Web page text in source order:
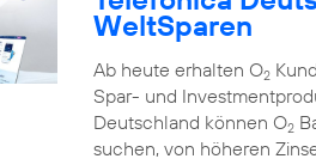
WeltSparen
Ab heute erhalten O2
Spar- und
Deutschland können O2
suchen, von höheren